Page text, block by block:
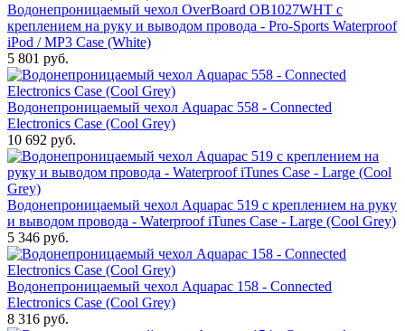
Водонепроницаемый чехол OverBoard OB1027WHT с
креплением на руку и выводом провода - Pro-Sports Waterproof
iPod / MP3 Case (White)
5 801 руб.
Водонепроницаемый чехол Aquapac 558 - Connected
Electronics Case (Cool Grey)
10 692 руб.
Водонепроницаемый чехол Aquapac 519 с креплением на руку
и выводом провода - Waterproof iTunes Case - Large (Cool Grey)
5 346 руб.
Водонепроницаемый чехол Aquapac 158 - Connected
Electronics Case (Cool Grey)
8 316 руб.